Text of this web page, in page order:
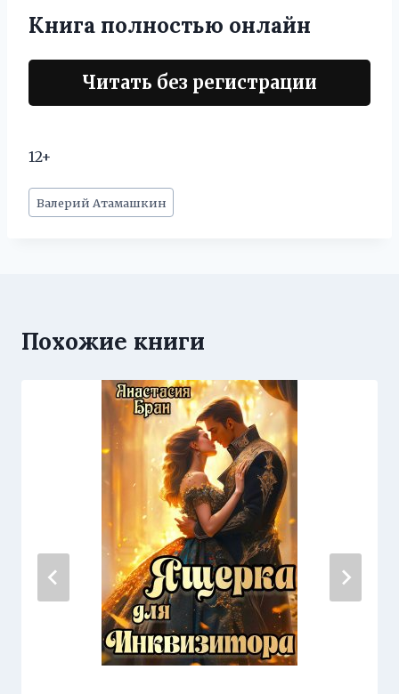
Книга полностью онлайн
Читать без регистрации
12+
Метки
записи:
Валерий Атамашкин
Похожие книги